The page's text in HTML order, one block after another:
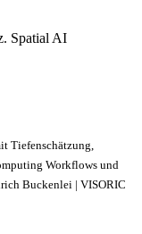
Tiefenschätzung,
Workflows und
Buckenlei | VISORIC